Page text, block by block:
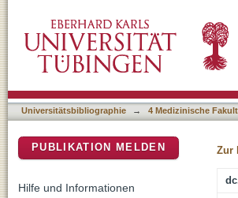
Universitätsbibliographie → 4 Medizinische
Zur
PUBLIKATION MELDEN
Hilfe und Informationen